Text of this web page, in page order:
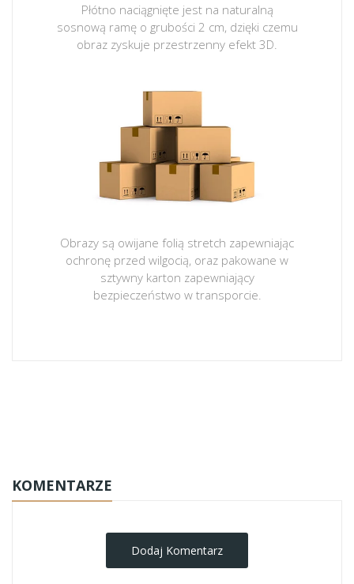
Płótno naciągnięte jest na naturalną
sosnową ramę o grubości 2 cm, dzięki czemu
obraz zyskuje przestrzenny efekt 3D.
Obrazy są owijane folią stretch zapewniając
ochronę przed wilgocią, oraz pakowane w
sztywny karton zapewniający
bezpieczeństwo w transporcie.
KOMENTARZE
Dodaj Komentarz